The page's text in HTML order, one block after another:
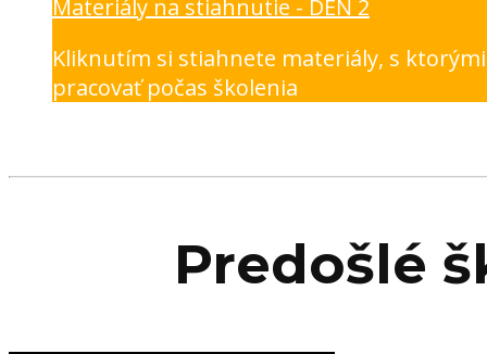
Materiály na stiahnutie - DEŇ 2
Kliknutím si stiahnete materiály, s
pracovať počas školenia
Predošlé